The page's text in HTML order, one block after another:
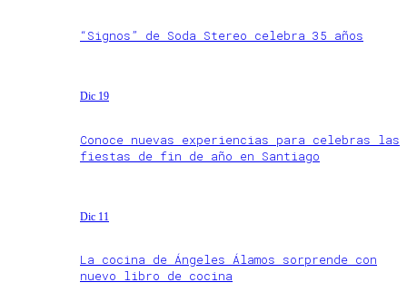
“Signos” de Soda Stereo celebra 35 años
Dic 19
Conoce nuevas experiencias para celebras las
fiestas de fin de año en Santiago
Dic 11
La cocina de Ángeles Álamos sorprende con
nuevo libro de cocina